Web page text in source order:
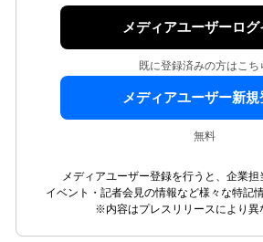
メディアユーザーログ
既に登録済みの方はこち
メディアユーザー新規
無料
メディアユーザー登録を行うと、企業担
イベント・記者会見の情報など様々な特記
※内容はプレスリリースにより異